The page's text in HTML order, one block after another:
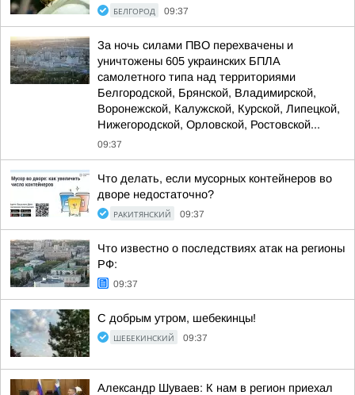
БЕЛГОРОД 09:37
За ночь силами ПВО перехвачены и
уничтожены 605 украинских БПЛА
самолетного типа над территориями
Белгородской, Брянской, Владимирской,
Воронежской, Калужской, Курской, Липецкой,
Нижегородской, Орловской, Ростовской...
09:37
Что делать, если мусорных контейнеров во
дворе недостаточно?
РАКИТЯНСКИЙ 09:37
Что известно о последствиях атак на регионы
РФ:
09:37
С добрым утром, шебекинцы!
ШЕБЕКИНСКИЙ 09:37
Александр Шуваев: К нам в регион приехал